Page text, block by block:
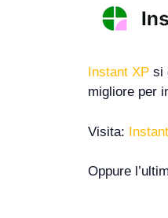
Instant XP si
migliore per
Visita:
Oppure